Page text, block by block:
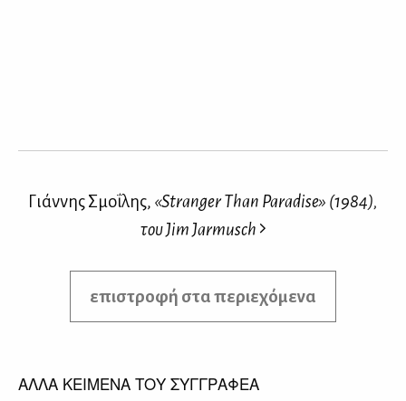
Γιάννης Σμοΐλης, «Stranger Than Paradise» (1984),
του Jim Jarmusch
επιστροφή στα περιεχόμενα
ΑΛΛΑ ΚΕΙΜΕΝΑ ΤΟΥ ΣΥΓΓΡΑΦΕΑ